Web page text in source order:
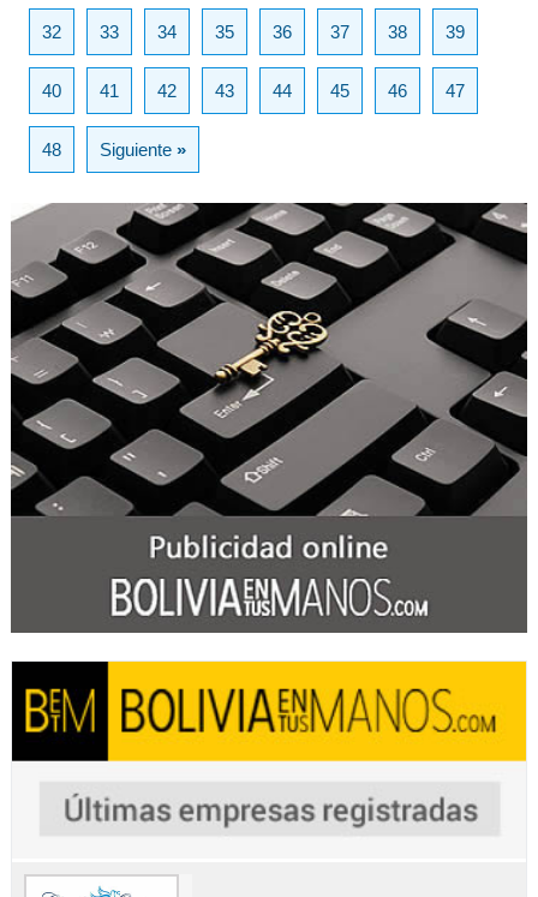
32 33 34 35 36 37 38 39
40 41 42 43 44 45 46 47
48 Siguiente»